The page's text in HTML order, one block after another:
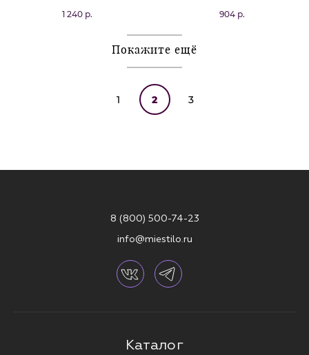
1 240 р. 904 р.
Покажите ещё
1 2 3
8 (800) 500-74-23
info@miestilo.ru
Каталог